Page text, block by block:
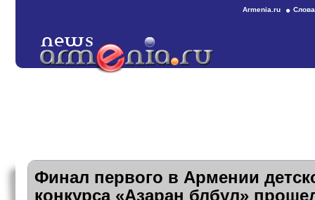
Armenia.ru
Финал первого в Армении
конкурса «Азаран блбул»